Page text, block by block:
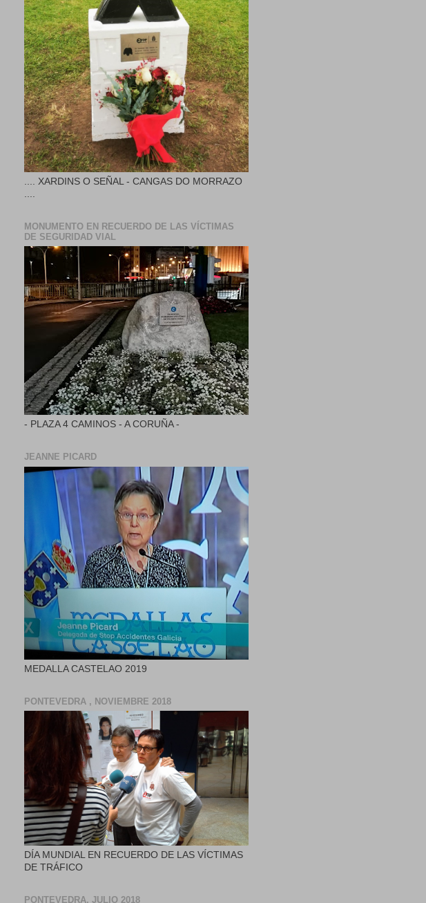
.... XARDINS O SEÑAL - CANGAS DO MORRAZO
MONUMENTO EN RECUERDO DE LAS VÍCTIMAS
DE SEGURIDAD VIAL
- PLAZA 4 CAMINOS - A CORUÑA -
JEANNE PICARD
MEDALLA CASTELAO 2019
PONTEVEDRA , NOVIEMBRE 2018
DÍA MUNDIAL EN RECUERDO DE LAS VÍCTIMAS
DE TRÁFICO
PONTEVEDRA, JULIO 2018